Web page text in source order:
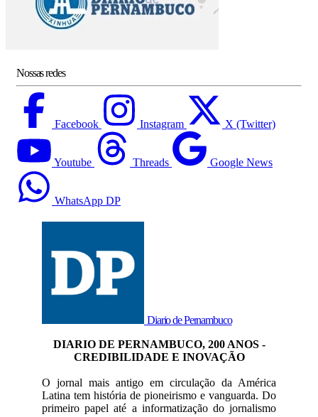
Nossas redes
Facebook Instagram X (Twitter)
Youtube Threads Google News
WhatsApp DP
Diario de Pernambuco
DIARIO DE PERNAMBUCO, 200 ANOS -
CREDIBILIDADE E INOVAÇÃO
O jornal mais antigo em circulação da América
Latina tem história de pioneirismo e vanguarda. Do
primeiro papel até a informatização do jornalismo